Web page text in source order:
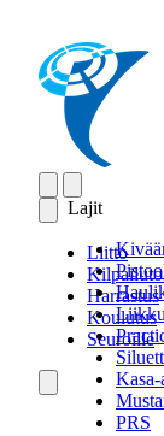
Lajit
Kasa-
PRS
Liitto
Harrastus
Koulutus
Seuroille